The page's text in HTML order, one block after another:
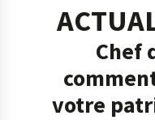
Chef
votre